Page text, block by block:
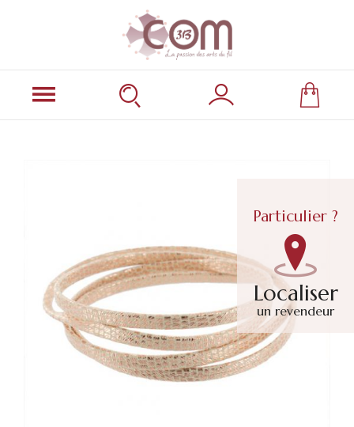
Particulier ?
Localiser
un revendeur